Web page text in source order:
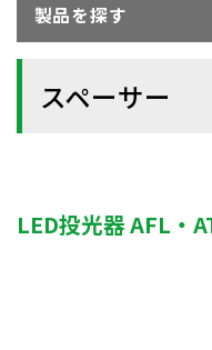
製品を探す
スペーサー
LED投光器 AFL・